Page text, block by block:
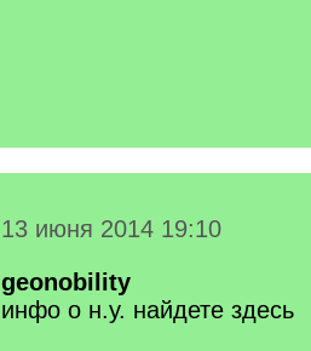
13 июня 2014 19:10
geonobility
инфо о н.у. найдете здесь